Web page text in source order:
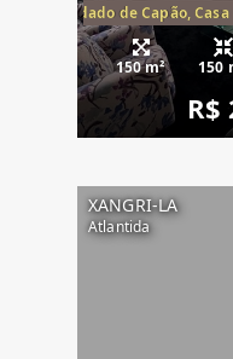
Condado de Capão,
150 m² 150
R$
XANGRI-LA
Atlantida